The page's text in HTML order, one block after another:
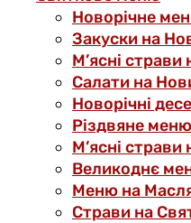
Новорічне
Закуски на
М’ясні страви
Салати на
Новорічні
Різдвяне меню
М’ясні страви
Великоднє
Меню на
Страви на